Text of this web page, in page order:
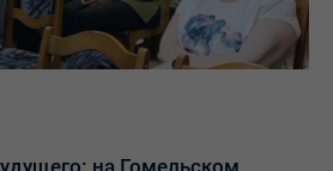
на Гомельском